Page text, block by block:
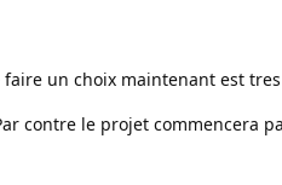
un choix maintenant est
contre le projet commencera